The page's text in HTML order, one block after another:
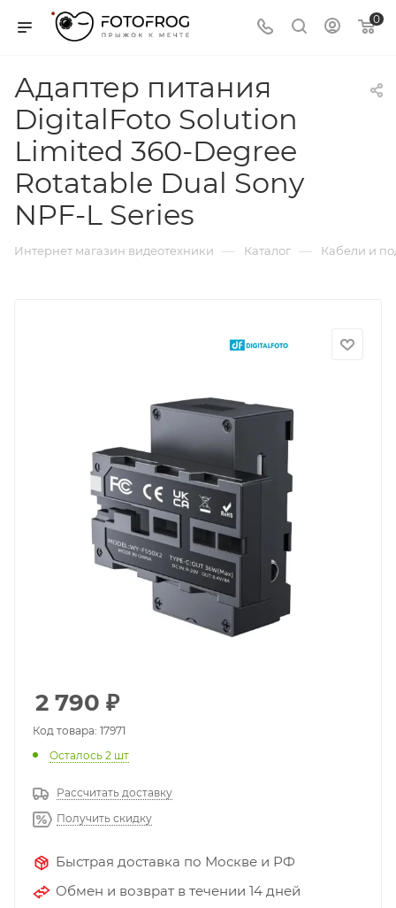
0
Адаптер питания
DigitalFoto Solution
Limited 360-Degree
Rotatable Dual Sony
NPF-L Series
Интернет магазин видеотехники — Каталог — Кабели и
2 790 ₽
Код товара: 17971
Осталось 2 шт
Рассчитать доставку
Получить скидку
Быстрая доставка по Москве и РФ
Обмен и возврат в течении 14 дней